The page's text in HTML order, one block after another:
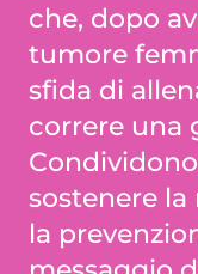
che, dopo
tumore
sfida di
correre una
sostenere
la